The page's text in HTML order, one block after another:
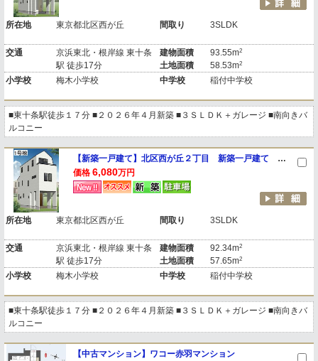
所在地 東京都北区西が丘 間取り 3SLDK
交通
京浜東北・根岸線 東十条
駅 徒歩17分
建物面積
土地面積
93.55m2
58.53m2
小学校 梅木小学校 中学校 稲付中学校
■東十条駅徒歩１７分 ■２０２６年４月新築 ■３ＳＬＤＫ＋ガレージ ■南向きバ
ルコニー
【新築一戸建て】北区西が丘２丁目 新築一戸建て １号棟
価格 6,080万円
所在地 東京都北区西が丘 間取り 3SLDK
交通
京浜東北・根岸線 東十条
駅 徒歩17分
建物面積
土地面積
92.34m2
57.65m2
小学校 梅木小学校 中学校 稲付中学校
■東十条駅徒歩１７分 ■２０２６年４月新築 ■３ＳＬＤＫ＋ガレージ ■南向きバ
ルコニー
【中古マンション】ワコー赤羽マンション